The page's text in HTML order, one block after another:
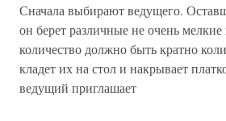
Сначала выбирают ведущего.
он берет различные не очень
количество должно быть кратно
кладет их на стол и накрывает
ведущий приглашает